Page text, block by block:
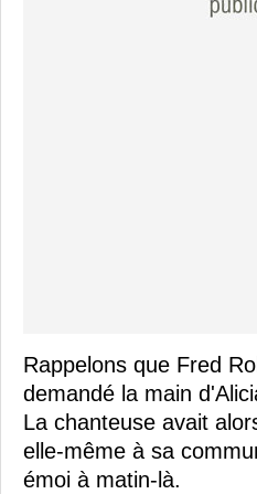
Rappelons que Fred
demandé la main
La chanteuse avait
elle-même à sa
émoi à matin-là.